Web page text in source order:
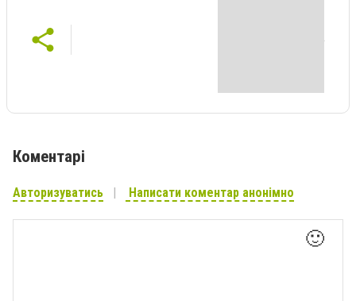
Коментарі
Авторизуватись Написати коментар анонімно
🙂